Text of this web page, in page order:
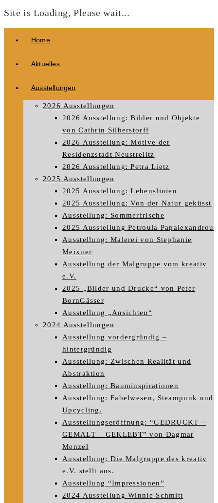
Site is Loading, Please wait...
Home
Aktuelles
Ausstellungen
2026 Ausstellungen
2026 Ausstellung: Bilder und Objekte
von Cathrin Silberstorff
2026 Ausstellung: Motive der
Residenzstadt Neustrelitz
2026 Ausstellung: Petra Lietz
2025 Ausstellungen
2025 Ausstellung: Lebenslinien
2025 Ausstellung: Von der Natur geküsst
Ausstellung: Sommerfrische
2025 Ausstellung Petroula Papalexandrou
Ausstellung: Malerei von Stephanie
Meixner
Ausstellung der Malgruppe vom kreativ
e.V.
2025 „Bilder und Drucke“ von Peter
BornGässer
Ausstellung „Ansichten“
2024 Ausstellungen
Ausstellung vordergründig –
hintergründig
Ausstellung: Zwischen Realität und
Abstraktion
Ausstellung: Bauminspirationen
Ausstellung: Fabelwesen, Steampunk und
Upcycling.
Ausstellungseröffnung: “GEDRUCKT –
GEMALT – GEKLEBT” von Dagmar
Menzel
Ausstellung: Die Malgruppe des kreativ
e.V. stellt aus.
Ausstellung “Impressionen”
2024 Ausstellung Winnie Schmitt